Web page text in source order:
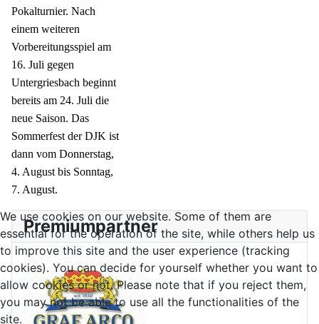
Pokalturnier. Nach
einem weiteren
Vorbereitungsspiel am
16. Juli gegen
Untergriesbach beginnt
bereits am 24. Juli die
neue Saison. Das
Sommerfest der DJK ist
dann vom Donnerstag,
4. August bis Sonntag,
7. August.
Premiumpartner
We use cookies on our website. Some of them are
essential for the operation of the site, while others help us
to improve this site and the user experience (tracking
cookies). You can decide for yourself whether you want to
allow cookies or not. Please note that if you reject them,
you may not be able to use all the functionalities of the
site.